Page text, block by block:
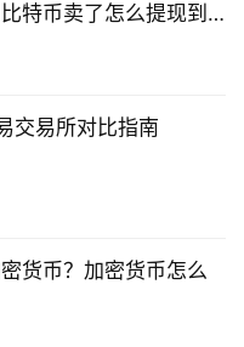
特币卖了怎么提现到
交易所对比指南
货币？加密货币怎么